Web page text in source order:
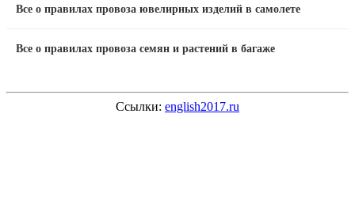
Все о правилах провоза ювелирных изделий в самолете
Все о правилах провоза семян и растений в багаже
Ссылки: english2017.ru